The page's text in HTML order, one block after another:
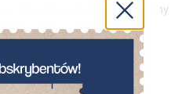
firmy. Nawet jeśli jej nie mamy
spójność.
funkcji estetyczno-
zabezpieczającą. Dzięki
i wytrzymałą taśmą w